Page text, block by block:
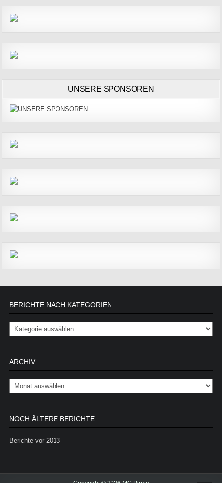
UNSERE SPONSOREN
BERICHTE NACH KATEGORIEN
Berichte nach Kategorien
ARCHIV
Archiv
NOCH ÄLTERE BERICHTE
Berichte vor 2013